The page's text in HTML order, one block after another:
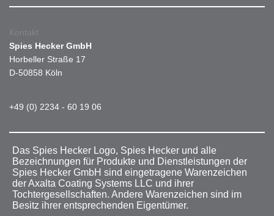
Kontakt
Spies Hecker GmbH
Horbeller Straße 17
D-50858 Köln
+49 (0) 2234 - 60 19 06
Das Spies Hecker Logo, Spies Hecker und alle
Bezeichnungen für Produkte und Dienstleistungen der
Spies Hecker GmbH sind eingetragene Warenzeichen
der Axalta Coating Systems LLC und ihrer
Tochtergesellschaften. Andere Warenzeichen sind im
Besitz ihrer entsprechenden Eigentümer.